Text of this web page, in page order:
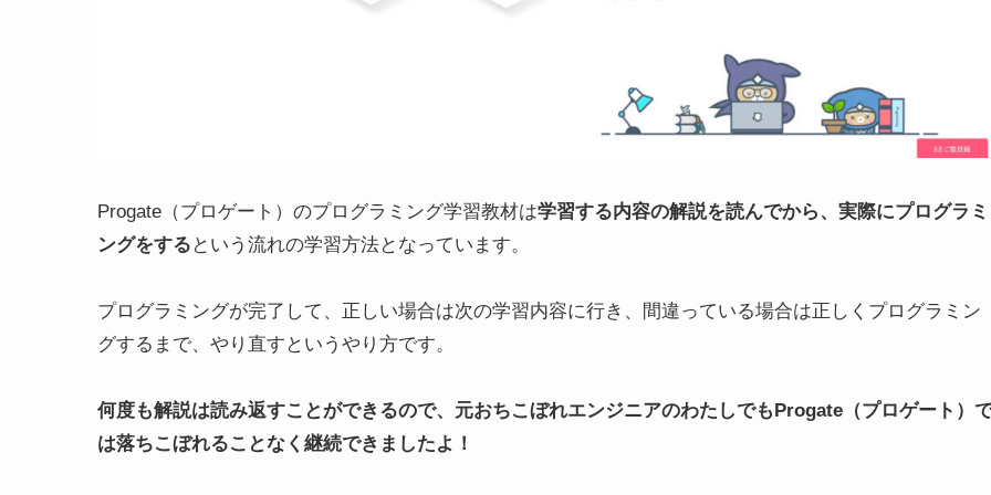
Progate（プロゲート）のプログラミング学習教材は学習する内容の解説を読んでから、実際にプログラミ
ングをする という流れの学習方法となっています。
プログラミングが完了して、正しい場合は次の学習内容に行き、間違っている場合は正しくプログラミン
グするまで、やり直すというやり方です。
何度も解説は読み返すことができるので、 元おちこぼれエンジニアのわたしでもProgate（プロゲート）
は落ちこぼれることなく継続できましたよ！